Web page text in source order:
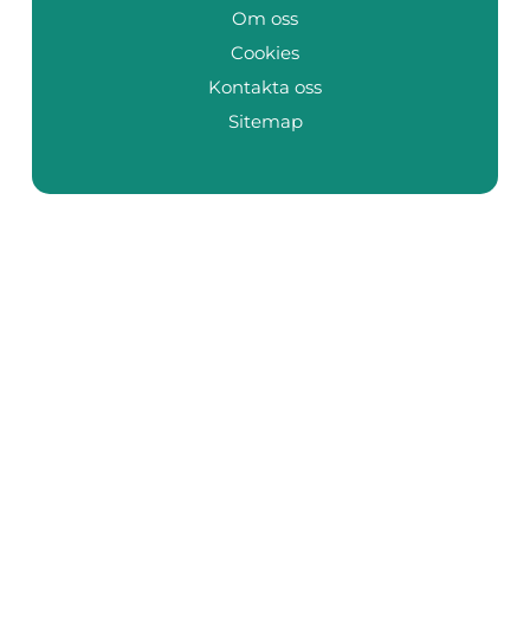
Om oss
Cookies
Kontakta oss
Sitemap